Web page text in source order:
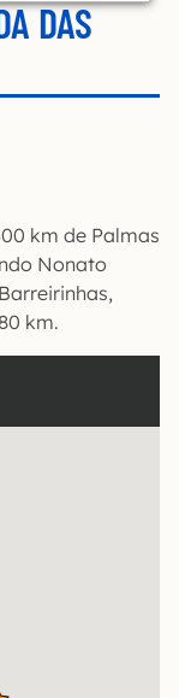
DAS
km de Palmas
Nonato
km.